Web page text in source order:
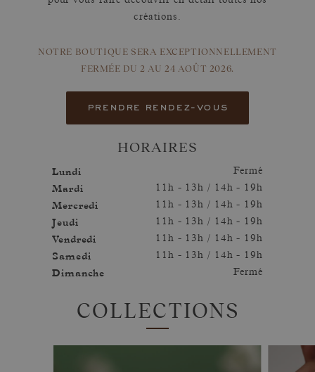
créations.
NOTRE BOUTIQUE SERA EXCEPTIONNELLEMENT
FERMÉE DU 2 AU 24 AOÛT 2026.
prendre rendez-vous
HORAIRES
Lundi Fermé
Mardi 11h - 13h / 14h - 19h
Mercredi 11h - 13h / 14h - 19h
Jeudi 11h - 13h / 14h - 19h
Vendredi 11h - 13h / 14h - 19h
Samedi 11h - 13h / 14h - 19h
Dimanche Fermé
COLLECTIONS